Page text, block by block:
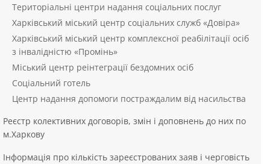
Територіальні центри надання соціальних послуг
Харківський міський центр соціальних служб «Довіра»
Харківський міський центр комплексної реабілітації осіб
з інвалідністю «Промінь»
Міський центр реінтеграції бездомних осіб
Соціальний готель
Центр надання допомоги постраждалим від насильства
Реєстр колективних договорів, змін і доповнень до них по
м.Харкову
Інформація про кількість зареєстрованих заяв і черговість